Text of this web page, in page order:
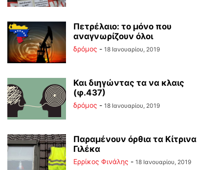
Πετρέλαιο: το μόνο που
αναγνωρίζουν όλοι
δρόμος - 18 Ιανουαρίου, 2019
Και διηγώντας τα να κλαις
(φ.437)
δρόμος - 18 Ιανουαρίου, 2019
Παραμένουν όρθια τα Κίτρινα
Γιλέκα
Ερρίκος Φινάλης - 18 Ιανουαρίου, 2019